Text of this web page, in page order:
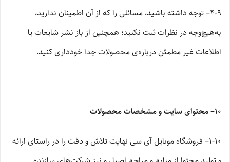
۴-۹– توجه داشته باشید، مسائلی را که از آن اطمینان ندارید،
به‌هیچ‌وجه در نظرات ثبت نکنید؛ همچنین از باز نشر شایعات یا
اطلاعات غیر مطمئن درباره‌ی محصولات جدا خودداری کنید.
۱۰– محتوای سایت و مشخصات محصولات
۱-۱۰– فروشگاه موبایل آی سی نهایت تلاش و دقت را در راستای ارائه